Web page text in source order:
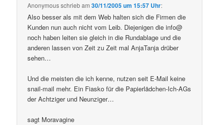
Anonymousschriebam30/11/2005 um 15:57 Uhr:
Also besser als mit dem Web halten sich die Firmen die
Kunden nun auch nicht vom Leib. Diejenigen die info@
noch haben leiten sie gleich in die Rundablage und die
anderen lassen von Zeit zu Zeit mal AnjaTanja drüber
sehen…
Und die meisten die ich kenne, nutzen seit E-Mail keine
snail-mail mehr. Ein Fiasko für die Papierlädchen-Ich-AGs
der Achtziger und Neunziger…
sagt Moravagine